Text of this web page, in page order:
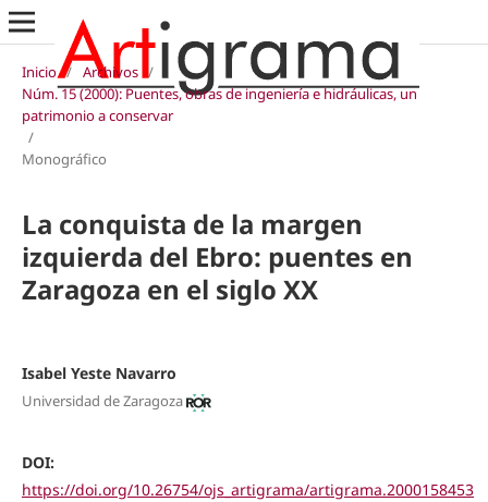
Inicio / Archivos /
Núm. 15 (2000): Puentes, obras de ingeniería e hidráulicas, un
patrimonio a conservar
/
Monográfico
La conquista de la margen
izquierda del Ebro: puentes en
Zaragoza en el siglo XX
Isabel Yeste Navarro
Universidad de Zaragoza
DOI:
https://doi.org/10.26754/ojs_artigrama/artigrama.2000158453